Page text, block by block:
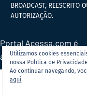
Utilizamos cookies
nossa Política de
Ao continuar navegando,
aqui
BROADCAST, REESCRITO
AUTORIZAÇÃO.
Portal Acessa.com é
associado ao